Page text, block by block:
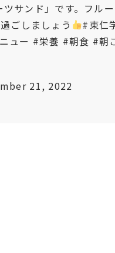
ンド」です。フルー
ごしましょう #東仁
ュー #栄養 #朝食 #朝
21, 2022